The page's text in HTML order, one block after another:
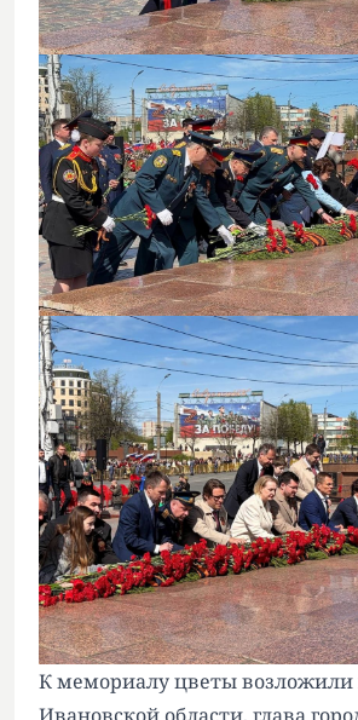
К мемориалу цветы возложили